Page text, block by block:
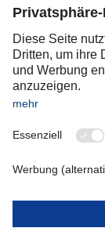
Romania
Slovakia
Spain
Sweden
Switzerland
OCEANIA